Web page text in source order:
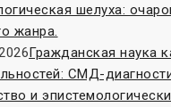
шелуха:
жанра.
Гражданская наука
СМД-
и